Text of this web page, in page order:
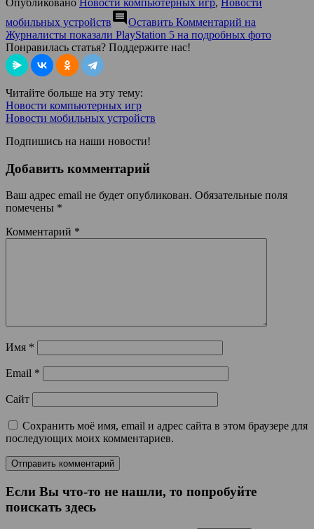
мобильных устройствcomment Оставить Комментарий на
Журналисты показали PlayStation 5 на подробных фото
Понравилась статья? Поддержите нас!
Читайте больше на эту тему:
Новости компьютерных игр
Новости мобильных устройств
Подпишись на наши новости!
Добавить комментарий
Ваш адрес email не будет опубликован. Обязательные поля
помечены *
Комментарий *
Имя *
Email *
Сайт
Сохранить моё имя, email и адрес сайта в этом браузере для
последующих моих комментариев.
Если Вы что-то не нашли, то попробуйте
поискать здесь